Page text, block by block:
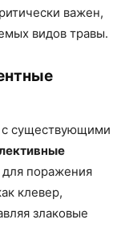
важен,
видов травы.
с существующими
для поражения
клевер,
злаковые